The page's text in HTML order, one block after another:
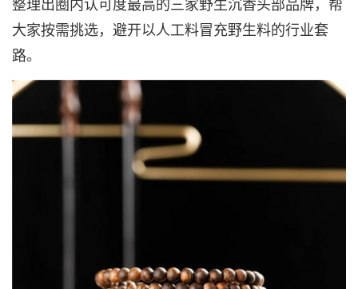
整理出圈内认可度最高的三家野生沉香头部品牌，帮
大家按需挑选，避开以人工料冒充野生料的行业套
路。